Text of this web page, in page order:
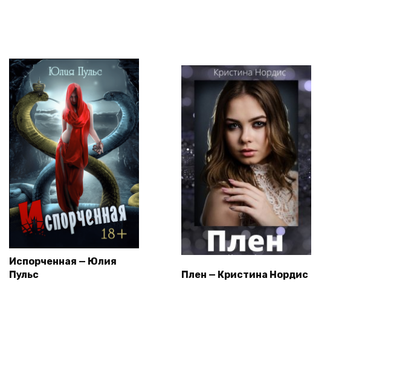
Испорченная — Юлия
Пульс
Плен — Кристина Нордис